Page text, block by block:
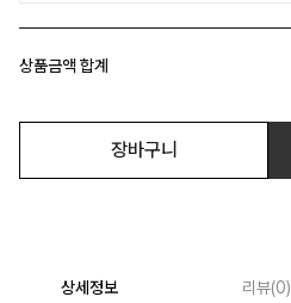
상품금액 합계
장바구니
상세정보 리뷰(0)